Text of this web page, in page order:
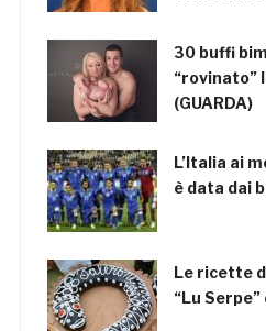
30 buffi
“rovinato”
(GUARDA)
L’Italia ai
è data dai
Le ricette
“Lu